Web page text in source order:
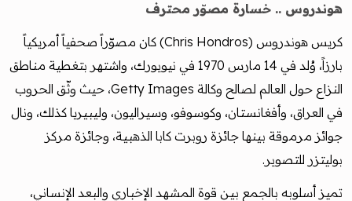
هوندروس .. خسارة مصوّر محترف
كريس هوندروس (Chris Hondros) كان مصوّراً صحفياً أمريكياً
بارزاً، وُلد في 14 مارس 1970 في نيويورك، واشتهر بتغطية مناطق
النزاع حول العالم لصالح وكالة Getty Images، حيث وثّق الحروب
في العراق، وأفغانستان، وكوسوفو، وسيراليون، وليبيريا كذلك، ونال
جوائز مرموقة بينها جائزة روبرت كابا الذهبية، وجائزة مركز
بوليتزر للتصوير.
تميز أسلوبه بالجمع بين قوة المشهد الإخباري والبعد الإنساني،